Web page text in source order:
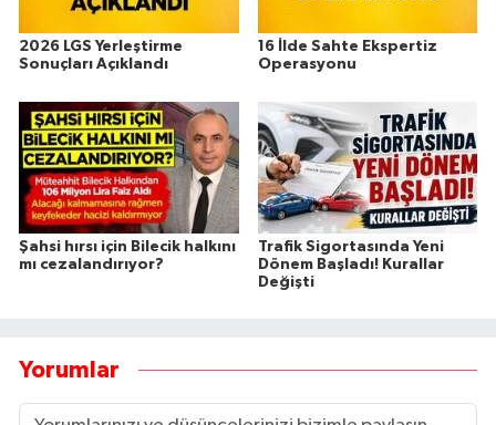
2026 LGS Yerleştirme
Sonuçları Açıklandı
16 İlde Sahte Ekspertiz
Operasyonu
Şahsi hırsı için Bilecik halkını
mı cezalandırıyor?
Trafik Sigortasında Yeni
Dönem Başladı! Kurallar
Değişti
Yorumlar